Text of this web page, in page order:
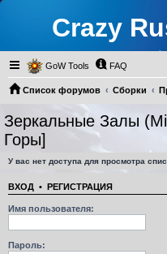
Crazy
GoW Tools FAQ
Список форумов Сборки
Зеркальные Залы (Mirrored Halls)
Зеркальные Залы
Горы]
У вас нет доступа для просмотра
ВХОД • РЕГИСТРАЦИЯ
Имя пользователя:
Пароль: